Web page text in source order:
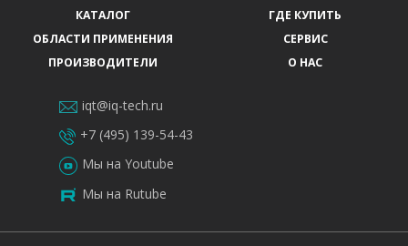
КАТАЛОГ
ОБЛАСТИ ПРИМЕНЕНИЯ
ПРОИЗВОДИТЕЛИ
ГДЕ КУПИТЬ
СЕРВИС
О НАС
iqt@iq-tech.ru
+7 (495) 139-54-43
Мы на Youtube
Мы на Rutube